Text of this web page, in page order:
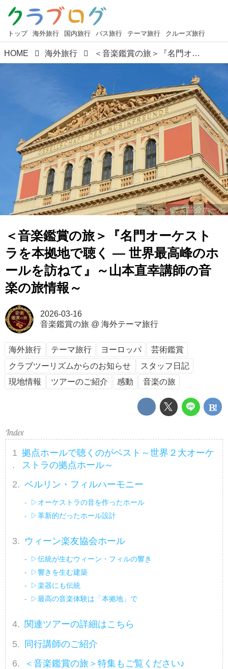
トップ 海外旅行 国内旅行 バス旅行 テーマ旅行 クルーズ旅行
HOME 海外旅行 ＜音楽鑑賞の旅＞『名門オーケストラを本拠地で聴く ― 世界最高峰のホールを訪ねて』～山本直幸講師の音楽の旅情報～
ウィーン楽友協会ホール
＜音楽鑑賞の旅＞『名門オーケスト
ラを本拠地で聴く ― 世界最高峰のホ
ールを訪ねて』～山本直幸講師の音
楽の旅情報～
2026-03-16
音楽鑑賞の旅 @ 海外テーマ旅行
海外旅行 テーマ旅行 ヨーロッパ
芸術鑑賞
クラブツーリズムからのお知らせ
スタッフ日記
現地情報
ツアーのご紹介 感動 音楽の旅
拠点ホールで聴くのがベスト～世界２大オーケ
ストラの拠点ホール～
ベルリン・フィルハーモニー
▷オーケストラの音を作ったホール
▷革新的だったホール設計
ウィーン楽友協会ホール
▷伝統が生むウィーン・フィルの響き
▷響きを生む建築
▷楽器にも伝統
▷最高の音楽体験は「本拠地」で
関連ツアーの詳細はこちら
同行講師のご紹介
＜音楽鑑賞の旅＞特集もご覧ください♪